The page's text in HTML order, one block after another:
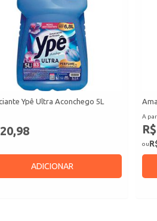
Ypê Ultra Aconchego 5L
ADICIONAR
A
ou